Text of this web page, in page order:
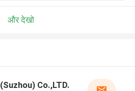
और देखो
Co.,LTD.